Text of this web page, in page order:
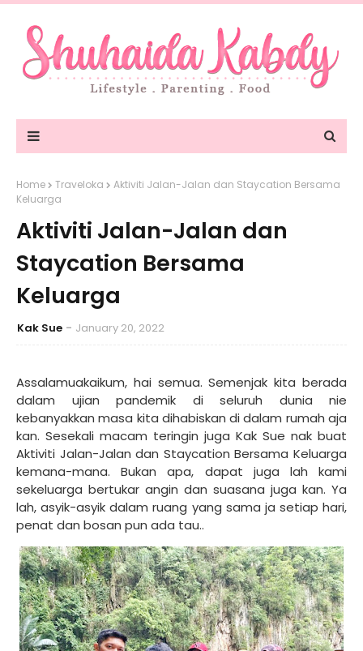
Home Traveloka
Aktiviti Jalan-Jalan dan Staycation Bersama
Keluarga
Aktiviti Jalan-Jalan dan
Staycation Bersama
Keluarga
Kak Sue January 20, 2022
Assalamuakaikum, hai semua. Semenjak kita berada
dalam ujian pandemik di seluruh dunia nie
kebanyakkan masa kita dihabiskan di dalam rumah aja
kan. Sesekali macam teringin juga Kak Sue nak buat
Aktiviti Jalan-Jalan dan Staycation Bersama Keluarga
kemana-mana. Bukan apa, dapat juga lah kami
sekeluarga bertukar angin dan suasana juga kan. Ya
lah, asyik-asyik dalam ruang yang sama ja setiap hari,
penat dan bosan pun ada tau..